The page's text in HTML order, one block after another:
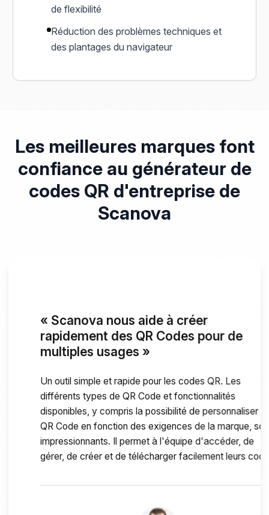
de flexibilité
Réduction des problèmes techniques et
des plantages du navigateur
Les meilleures marques font
confiance au générateur de
codes QR d'entreprise de
Scanova
« Scanova nous aide à créer
rapidement des QR Codes pour de
multiples usages »
Un outil simple et rapide pour les codes QR. Les
différents types de QR Code et fonctionnalités
disponibles, y compris la possibilité de personnaliser un
QR Code en fonction des exigences de la marque, sont
impressionnants. Il permet à l'équipe d'accéder, de
gérer, de créer et de télécharger facilement leurs codes
QR pour de multiples usages.